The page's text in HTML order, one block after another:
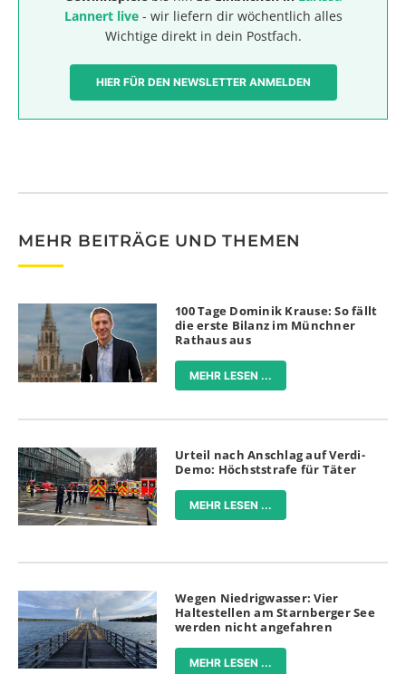
Lannert live- wir liefern dir wöchentlich alles
Wichtige direkt in dein Postfach.
HIER FÜR DEN NEWSLETTER ANMELDEN
MEHR BEITRÄGE UND THEMEN
100 Tage Dominik Krause: So fällt
die erste Bilanz im Münchner
Rathaus aus
MEHR LESEN ...
Urteil nach Anschlag auf Verdi-
Demo: Höchststrafe für Täter
MEHR LESEN ...
Wegen Niedrigwasser: Vier
Haltestellen am Starnberger See
werden nicht angefahren
MEHR LESEN ...